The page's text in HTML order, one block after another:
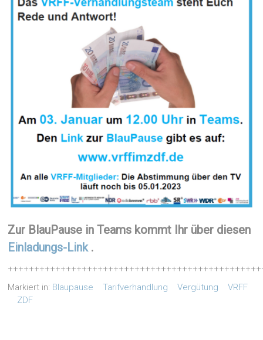
Zur BlauPause in Teams kommt Ihr über diesen
Einladungs-Link.
Markiert in: Blaupause Tarifverhandlung Vergütung
VRFF
ZDF